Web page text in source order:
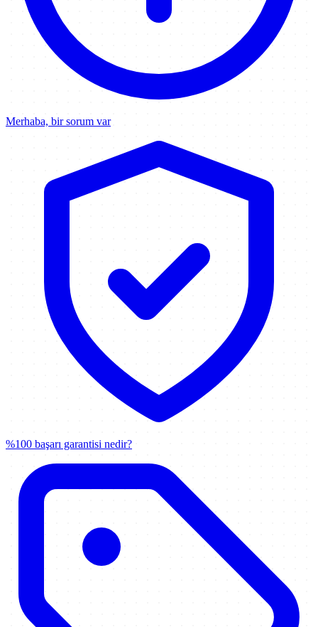
Merhaba, bir sorum var
%100 başarı garantisi nedir?